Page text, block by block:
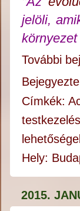
jelöli,
További
Címkék:
testkezelés
Hely:
2015.